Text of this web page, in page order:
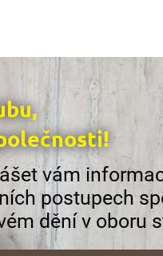
vám
postupech
dění v oboru